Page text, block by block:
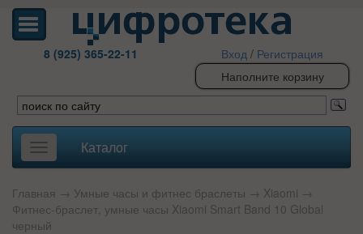
8 (925) 365-22-11 Вход / Регистрация
Наполните корзину
Toggle
navigation
Каталог
Главная → Умные часы и фитнес браслеты → Xiaomi →
Фитнес-браслет, умные часы Xiaomi Smart Band 10 Global
черный